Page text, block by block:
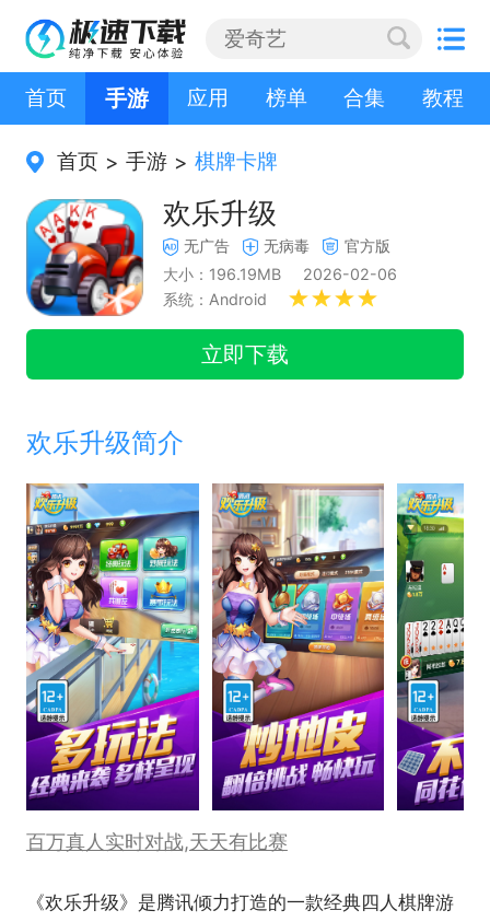
首页 手游 应用 榜单 合集 教程
首页 > 手游 > 棋牌卡牌
欢乐升级
无广告 无病毒
官方版
大小：196.19MB
2026-02-06
系统：Android
立即下载
欢乐升级简介
百万真人实时对战,天天有比赛
《欢乐升级》是腾讯倾力打造的一款经典四人棋牌游